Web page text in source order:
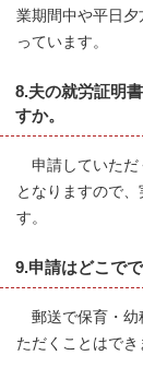
業期間中や平日
っています。
8.夫の就労証明
すか。
申請していただ
となりますので
す。
9.申請はどこでで
郵送で保育・幼
ただくことはでき